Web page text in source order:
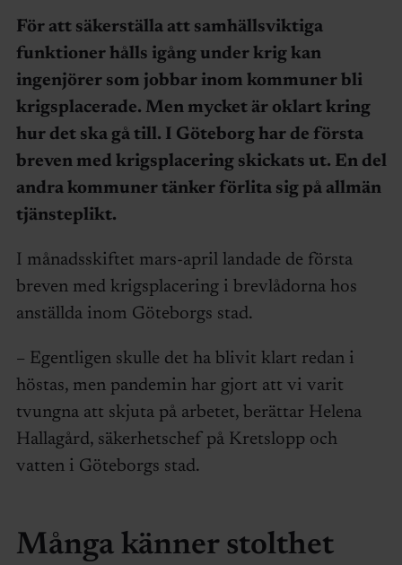
För att säkerställa att samhällsviktiga
funktioner hålls igång under krig kan
ingenjörer som jobbar inom kommuner bli
krigsplacerade. Men mycket är oklart kring
hur det ska gå till. I Göteborg har de första
breven med krigsplacering skickats ut. En del
andra kommuner tänker förlita sig på allmän
tjänsteplikt.
I månadsskiftet mars-april landade de första
breven med krigsplacering i brevlådorna hos
anställda inom Göteborgs stad.
– Egentligen skulle det ha blivit klart redan i
höstas, men pandemin har gjort att vi varit
tvungna att skjuta på arbetet, berättar Helena
Hallagård, säkerhetschef på Kretslopp och
vatten i Göteborgs stad.
Många känner stolthet